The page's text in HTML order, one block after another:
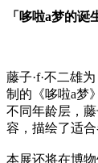
「哆啦a梦的诞
藤子·f·不二雄
制的《哆啦a梦
不同年龄层，
容，描绘了适合
本展还将在博